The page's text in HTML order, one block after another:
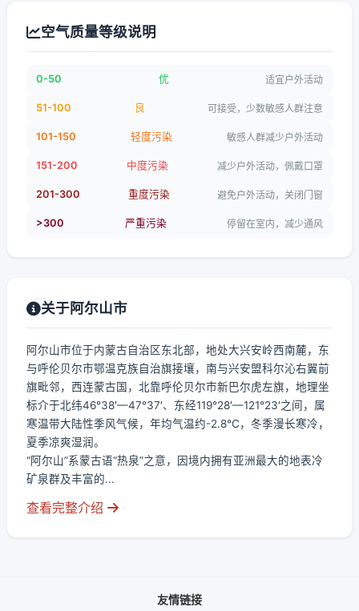
空气质量等级说明
0-50 优 适宜户外活动
51-100 良 可接受，少数敏感人群注意
101-150 轻度污染 敏感人群减少户外活动
151-200 中度污染 减少户外活动，佩戴口罩
201-300 重度污染 避免户外活动，关闭门窗
>300 严重污染 停留在室内，减少通风
关于阿尔山市
阿尔山市位于内蒙古自治区东北部，地处大兴安岭西南麓，东
与呼伦贝尔市鄂温克族自治旗接壤，南与兴安盟科尔沁右翼前
旗毗邻，西连蒙古国，北靠呼伦贝尔市新巴尔虎左旗，地理坐
标介于北纬46°38′—47°37′、东经119°28′—121°23′之间，属
寒温带大陆性季风气候，年均气温约-2.8℃，冬季漫长寒冷，
夏季凉爽湿润。
“阿尔山”系蒙古语“热泉”之意，因境内拥有亚洲最大的地表冷
矿泉群及丰富的...
查看完整介绍
友情链接